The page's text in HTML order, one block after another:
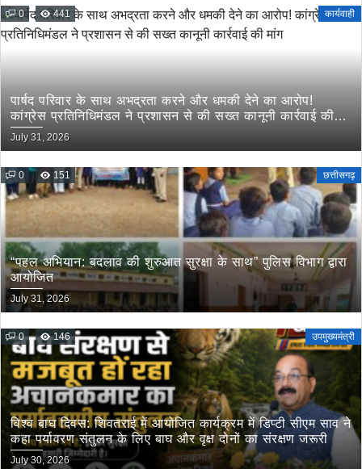
0 441 कार्यवाही
पार्षद परिवार के साथ अभद्रता करने और धमकी देने का आरोप!
कांग्रेस प्रतिनिधिमंडल ने प्रशासन से की सख्त कानूनी कार्रवाई की
मांग
July 31, 2026
0 151 छत्तीसगढ़
“पहल अभियान: बदलाव की शुरुआत सुरक्षा के साथ” पुलिस विभाग द्वारा
आयोजित
July 31, 2026
0 146 उपमुख्यमंत्री
विश्व बाघ दिवस: शिवतराई में आयोजित कार्यक्रम में डिप्टी सीएम साव ने
कहा पर्यावरण संतुलन के लिए बाघ और वृक्ष दोनों का संरक्षण जरूरी
July 30, 2026